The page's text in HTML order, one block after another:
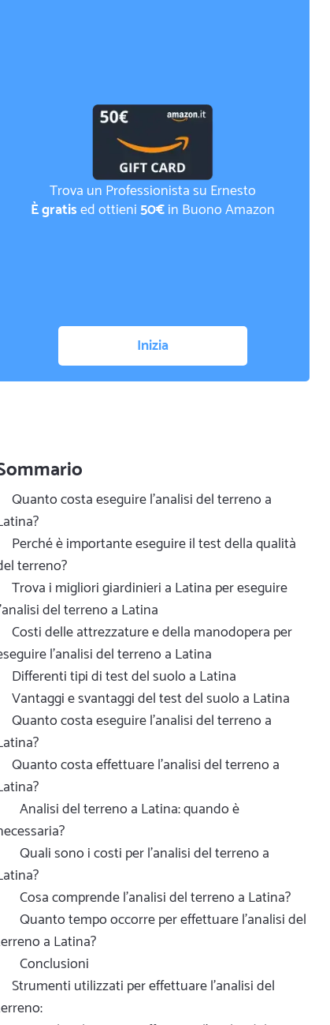
Trova un Professionista su Ernesto
È gratised ottieni50€in Buono Amazon
Inizia
Quanto costa eseguire l'analisi del terreno a
Perché è importante eseguire il test della qualità
terreno?
Trova i migliori giardinieri a Latina per eseguire
del terreno a Latina
Costi delle attrezzature e della manodopera per
l'analisi del terreno a Latina
Differenti tipi di test del suolo a Latina
Vantaggi e svantaggi del test del suolo a Latina
Quanto costa eseguire l'analisi del terreno a
Quanto costa effettuare l'analisi del terreno a
Analisi del terreno a Latina: quando è
Quali sono i costi per l'analisi del terreno a
Cosa comprende l'analisi del terreno a Latina?
Quanto tempo occorre per effettuare l'analisi del
a Latina?
Conclusioni
Strumenti utilizzati per effettuare l'analisi del